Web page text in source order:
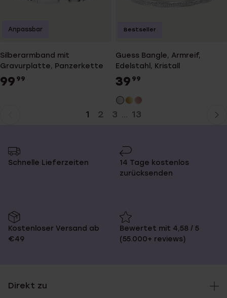
Silberarmband mit
Gravurplatte, Panzerkette
99 99
Anpassbar
Guess Bangle, Armreif,
Edelstahl, Kristall
39 99
Bestseller
1 2 3 ... 13
Schnelle Lieferzeiten
14 Tage kostenlos
zurücksenden
Kostenloser Versand ab
€49
Bewertet mit 4,58 / 5
(55.000+ reviews)
Direkt zu